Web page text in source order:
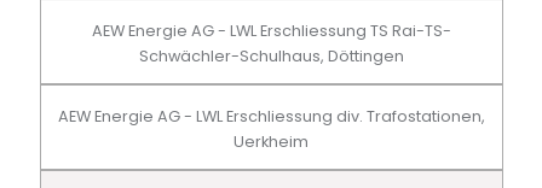
AEW Energie AG - LWL Erschliessung TS Rai-TS-
Schwächler-Schulhaus, Döttingen
AEW Energie AG - LWL Erschliessung div. Trafostationen,
Uerkheim